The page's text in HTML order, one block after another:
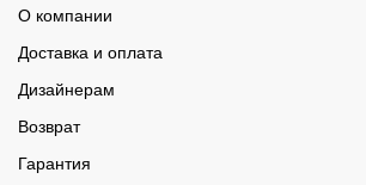
О компании
Доставка и оплата
Дизайнерам
Возврат
Гарантия